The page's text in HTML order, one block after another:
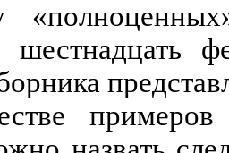
шестнадцать
примеров